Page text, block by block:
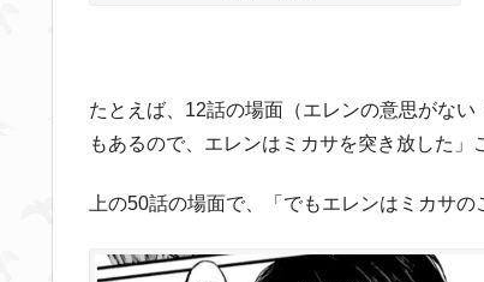
たとえば、12話の場面（エレンの意思がな
もあるので、エレンはミカサを突き放した」
上の50話の場面で、「でもエレンはミカサの